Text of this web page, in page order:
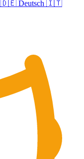
🇩🇪 Deutsch 🇮🇹
Linkaufbau
SEO-